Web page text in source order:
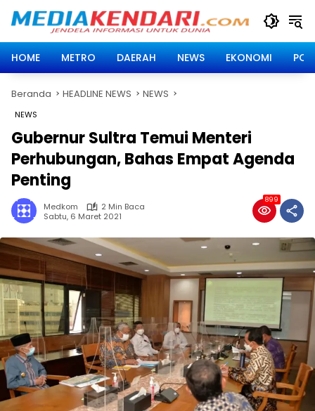
HOME
METRO DAERAH NEWS EKONOMI
Beranda HEADLINE NEWS NEWS
NEWS
Gubernur Sultra Temui Menteri
Perhubungan, Bahas Empat Agenda
Penting
Medkom
2 Min Baca
Sabtu, 6 Maret 2021
899